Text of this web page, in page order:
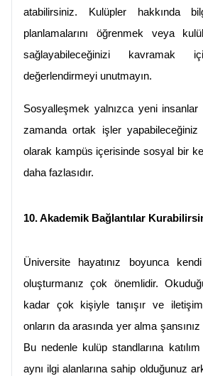
atabilirsiniz. Kulüpler hakkında
planlamalarını öğrenmek veya
sağlayabileceğinizi kavramak
değerlendirmeyi unutmayın.
Sosyalleşmek yalnızca yeni insanlar
zamanda ortak işler yapabileceğiniz
olarak kampüs içerisinde sosyal bir
daha fazlasıdır.
10. Akademik Bağlantılar
Üniversite hayatınız boyunca
oluşturmanız çok önemlidir.
kadar çok kişiyle tanışır ve
onların da arasında yer alma
Bu nedenle kulüp standlarına
aynı ilgi alanlarına sahip olduğunuz